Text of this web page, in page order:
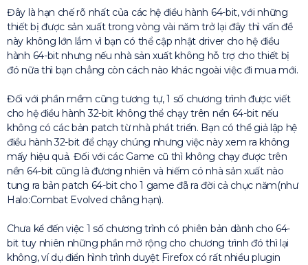
Đây là hạn chế rõ nhất của các hệ điều hành 64-bit, với những
thiết bị được sản xuất trong vòng vài năm trở lại đây thì vấn đề
này không lớn lắm vì bạn có thể cập nhật driver cho hệ điều
hành 64-bit nhưng nếu nhà sản xuất không hỗ trợ cho thiết bị
đó nữa thì bạn chẳng còn cách nào khác ngoài việc đi mua mới.
Đối với phần mềm cũng tương tự, 1 số chương trình được viết
cho hệ điều hành 32-bit không thể chạy trên nền 64-bit nếu
không có các bản patch từ nhà phát triển. Bạn có thể giả lập hệ
điều hành 32-bit để chạy chúng nhưng việc này xem ra không
mấy hiệu quả. Đối với các Game cũ thì không chạy được trên
nền 64-bit cũng là đương nhiên và hiếm có nhà sản xuất nào
tung ra bản patch 64-bit cho 1 game đã ra đời cả chục năm(như
Halo:Combat Evolved chẳng hạn).
Chưa kể đến việc 1 số chương trình có phiên bản dành cho 64-
bit tuy nhiên những phần mở rộng cho chương trình đó thì lại
không, ví dụ điển hình trình duyệt Firefox có rất nhiều plugin